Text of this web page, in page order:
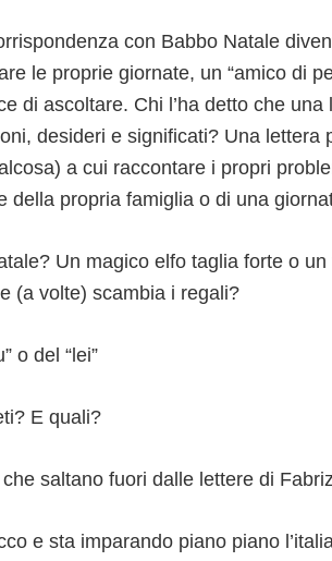
con Babbo Natale
le proprie giornate, un “amico di
di ascoltare. Chi l’ha detto che
desideri e significati? Una lettera
a cui raccontare i propri
della propria famiglia o di una
Un magico elfo taglia forte o
(a volte) scambia i regali?
o del “lei”
E quali?
saltano fuori dalle lettere di
e sta imparando piano piano